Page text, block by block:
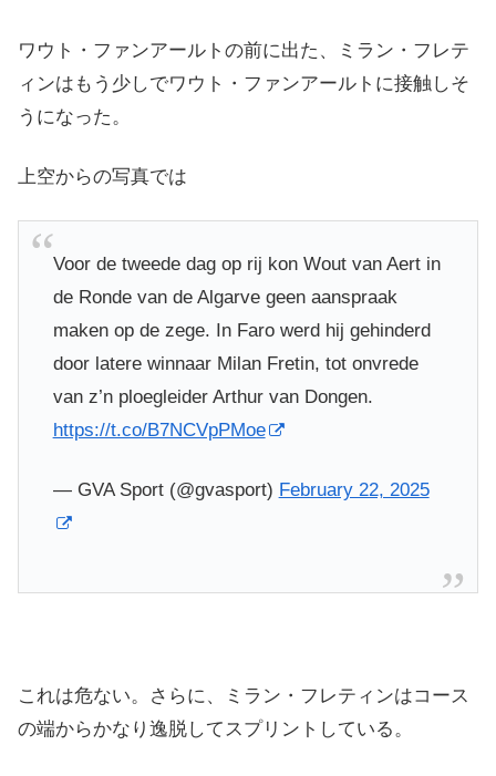
ワウト・ファンアールトの前に出た、ミラン・フレテ
ィンはもう少しでワウト・ファンアールトに接触しそ
うになった。
上空からの写真では
Voor de tweede dag op rij kon Wout van Aert in
de Ronde van de Algarve geen aanspraak
maken op de zege. In Faro werd hij gehinderd
door latere winnaar Milan Fretin, tot onvrede
van z’n ploegleider Arthur van Dongen.
https://t.co/B7NCVpPMoe
— GVA Sport (@gvasport) February 22, 2025
これは危ない。さらに、ミラン・フレティンはコース
の端からかなり逸脱してスプリントしている。